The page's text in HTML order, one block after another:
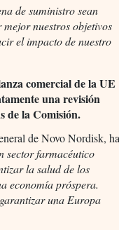
de suministro sean
nuestros objetivos
el impacto de nuestro
comercial de la UE
una revisión
de la Comisión.
de Novo Nordisk, ha
sector farmacéutico
la salud de los
economía próspera.
una Europa